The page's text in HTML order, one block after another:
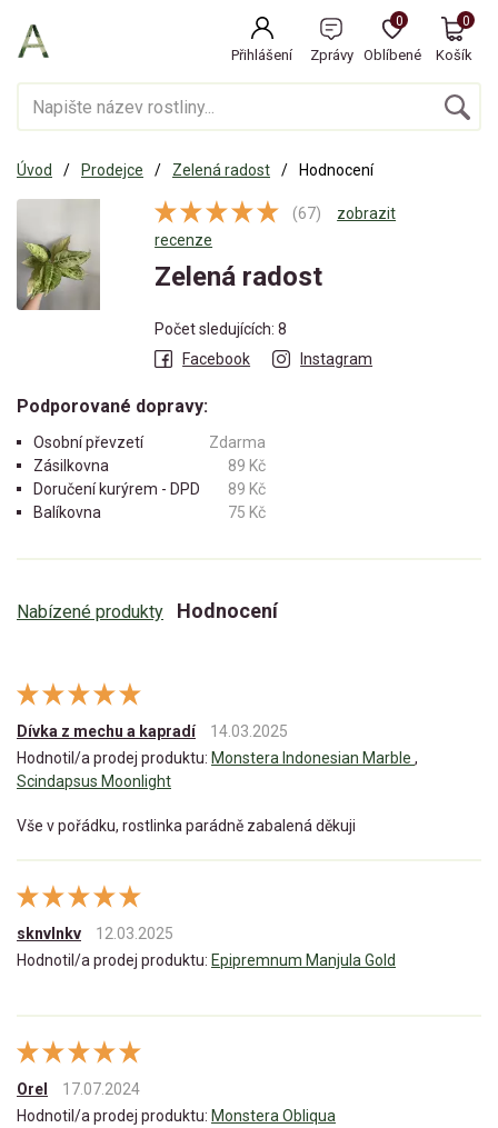
Přihlášení Zprávy Oblíbené
0
Košík
0
Úvod Prodejce Zelená radost Hodnocení
(67)
zobrazit
recenze
Zelená radost
Počet sledujících: 8
Facebook
Instagram
Podporované dopravy:
Osobní převzetí
Zdarma
Zásilkovna
89 Kč
Doručení kurýrem - DPD
89 Kč
Balíkovna
75 Kč
Nabízené produkty Hodnocení
Dívka z mechu a kapradí
14.03.2025
Hodnotil/a prodej produktu: Monstera Indonesian Marble ,
Scindapsus Moonlight
Vše v pořádku, rostlinka parádně zabalená děkuji
sknvlnkv
12.03.2025
Hodnotil/a prodej produktu: Epipremnum Manjula Gold
Orel
17.07.2024
Hodnotil/a prodej produktu: Monstera Obliqua